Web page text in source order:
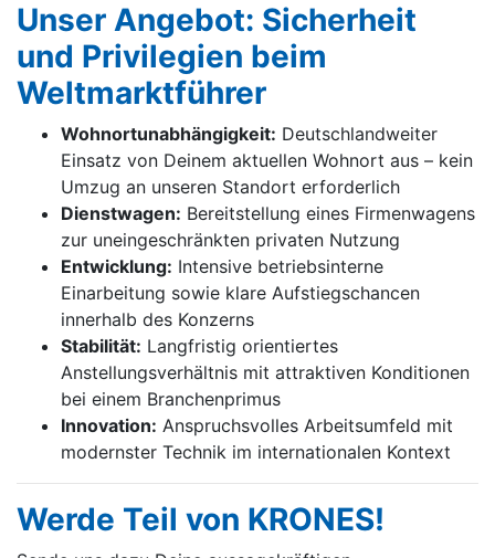
Unser Angebot: Sicherheit
und Privilegien beim
Weltmarktführer
Wohnortunabhängigkeit: Deutschlandweiter
Einsatz von Deinem aktuellen Wohnort aus – kein
Umzug an unseren Standort erforderlich
Dienstwagen: Bereitstellung eines Firmenwagens
zur uneingeschränkten privaten Nutzung
Entwicklung: Intensive betriebsinterne
Einarbeitung sowie klare Aufstiegschancen
innerhalb des Konzerns
Stabilität: Langfristig orientiertes
Anstellungsverhältnis mit attraktiven Konditionen
bei einem Branchenprimus
Innovation: Anspruchsvolles Arbeitsumfeld mit
modernster Technik im internationalen Kontext
Werde Teil von KRONES!